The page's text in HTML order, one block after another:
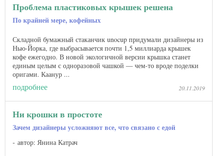
Проблема пластиковых крышек решена
По крайней мере, кофейных
Складной бумажный стаканчик unocup придумали дизайнеры из
Нью-Йорка, где выбрасывается почти 1,5 миллиарда крышек
кофе ежегодно. В новой экологичной версии крышка станет
единым целым с одноразовой чашкой — чем-то вроде поделки
оригами. Каанур ...
подробнее 20.11.2019
Ни крошки в простоте
Зачем дизайнеры усложняют все, что связано с едой
автор: Янина Катрач